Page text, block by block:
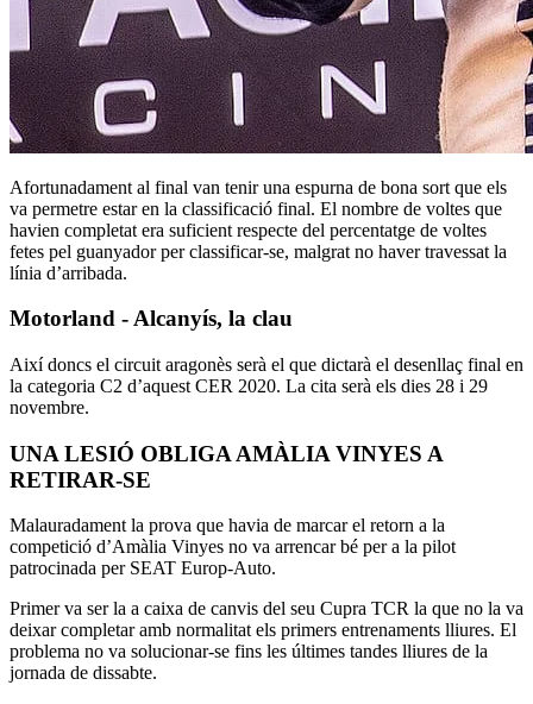
Afortunadament al final van tenir una espurna de bona sort que els
va permetre estar en la classificació final. El nombre de voltes que
havien completat era suficient respecte del percentatge de voltes
fetes pel guanyador per classificar-se, malgrat no haver travessat la
línia d’arribada.
Motorland - Alcanyís, la clau
Així doncs el circuit aragonès serà el que dictarà el desenllaç final en
la categoria C2 d’aquest CER 2020. La cita serà els dies 28 i 29
novembre.
UNA LESIÓ OBLIGA AMÀLIA VINYES A
RETIRAR-SE
Malauradament la prova que havia de marcar el retorn a la
competició d’Amàlia Vinyes no va arrencar bé per a la pilot
patrocinada per SEAT Europ-Auto.
Primer va ser la a caixa de canvis del seu Cupra TCR la que no la va
deixar completar amb normalitat els primers entrenaments lliures. El
problema no va solucionar-se fins les últimes tandes lliures de la
jornada de dissabte.